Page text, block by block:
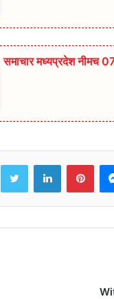
समाचार मध्यप्रदेश नीमच
Twitter LinkedIn